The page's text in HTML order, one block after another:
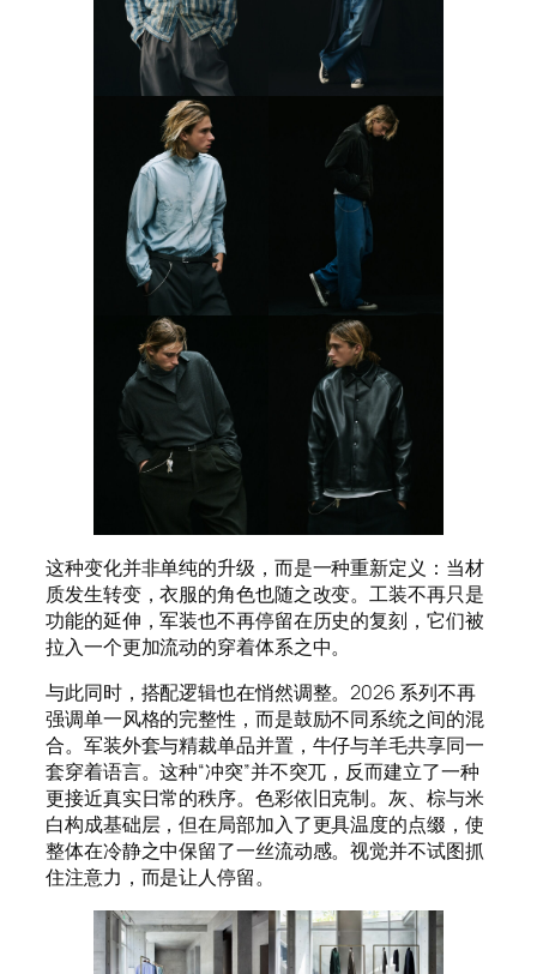
这种变化并非单纯的升级，而是一种重新定义：当材
质发生转变，衣服的角色也随之改变。工装不再只是
功能的延伸，军装也不再停留在历史的复刻，它们被
拉入一个更加流动的穿着体系之中。
与此同时，搭配逻辑也在悄然调整。2026 系列不再
强调单一风格的完整性，而是鼓励不同系统之间的混
合。军装外套与精裁单品并置，牛仔与羊毛共享同一
套穿着语言。这种“冲突”并不突兀，反而建立了一种
更接近真实日常的秩序。色彩依旧克制。灰、棕与米
白构成基础层，但在局部加入了更具温度的点缀，使
整体在冷静之中保留了一丝流动感。视觉并不试图抓
住注意力，而是让人停留。